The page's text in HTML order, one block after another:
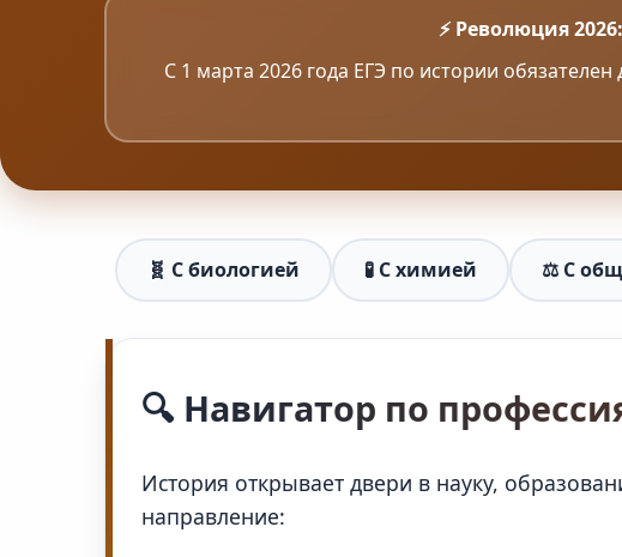
⚡ Революция
С 1 марта 2026 года ЕГЭ по истории
🧬 С биологией 🧪 С химией ⚖️ С
🔍 Навигатор по
История открывает двери в науку,
направление: